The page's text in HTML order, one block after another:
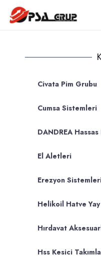
Civata Pim Grubu
Cumsa Sistemleri
DANDREA
El Aletleri
Erezyon
Helikoil Hatve
Hırdavat
Hss Kesici